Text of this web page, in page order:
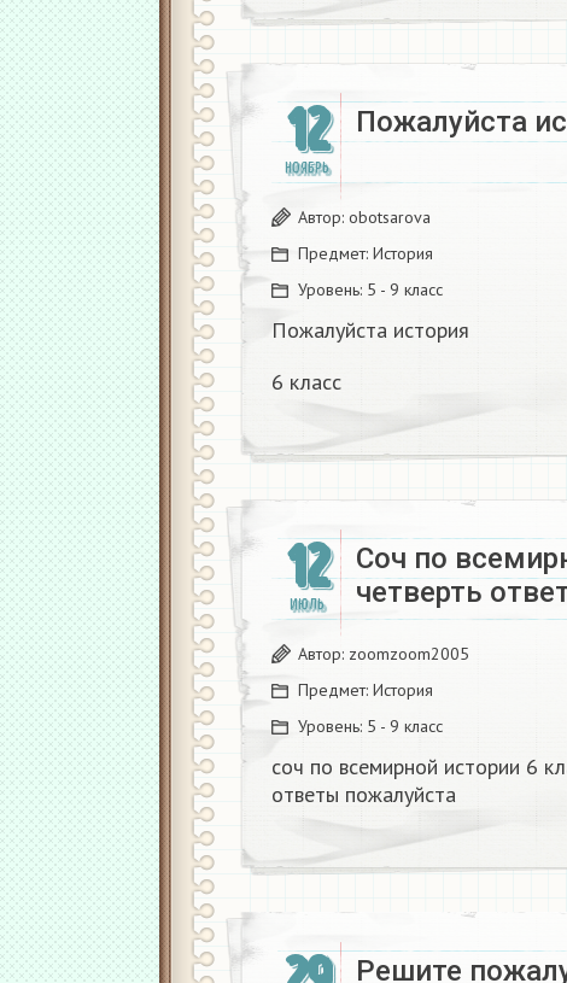
12
НОЯБРЬ
Пожалуйста
Автор: obotsarova
Предмет: История
Уровень: 5 - 9 класс
Пожалуйста история
6 класс
12
ИЮЛЬ
Соч по
четверть
Автор: zoomzoom2005
Предмет: История
Уровень: 5 - 9 класс
соч по всемирной истории 6
ответы пожалуйста ​
Решите